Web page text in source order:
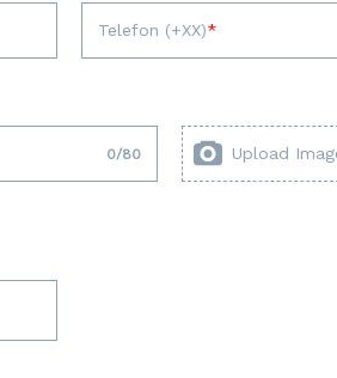
Telefon (+XX)
0/80 Upload